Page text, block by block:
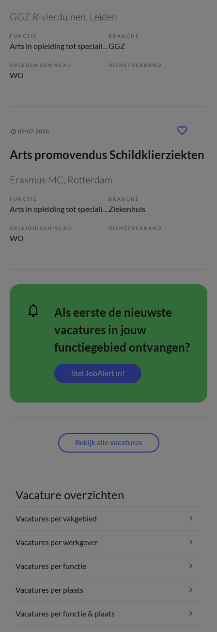
GGZ Rivierduinen, Leiden
FUNCTIE
Arts in opleiding tot specialist (AIOS)
BRANCHE
GGZ
OPLEIDINGSNIVEAU
WO
DIENSTVERBAND
09-07-2026
Arts promovendus Schildklierziekten
Erasmus MC, Rotterdam
FUNCTIE
Arts in opleiding tot specialist (AIOS)
BRANCHE
Ziekenhuis
OPLEIDINGSNIVEAU
WO
DIENSTVERBAND
Als eerste de nieuwste
vacatures in jouw
functiegebied ontvangen?
Stel JobAlert in!
Bekijk alle vacatures
Vacature overzichten
Vacatures per vakgebied
Vacatures per werkgever
Vacatures per functie
Vacatures per plaats
Vacatures per functie & plaats